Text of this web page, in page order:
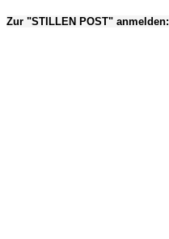
Zur "STILLEN POST" anmelden: